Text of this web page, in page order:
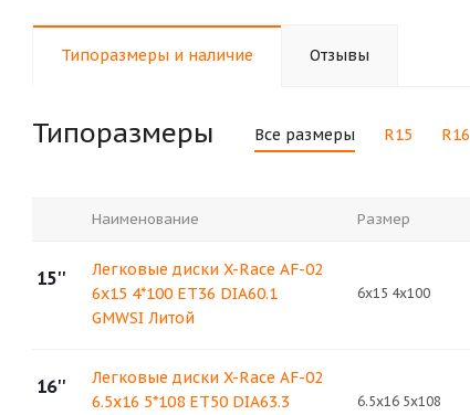
Типоразмеры и наличие Отзывы
Типоразмеры Все размеры R15 R16
Наименование Размер
15''
Легковые диски X-Race AF-02
6x15 4*100 ET36 DIA60.1
GMWSI Литой
6x15 4x100
16''
Легковые диски X-Race AF-02
6.5x16 5*108 ET50 DIA63.3
6.5x16 5x108